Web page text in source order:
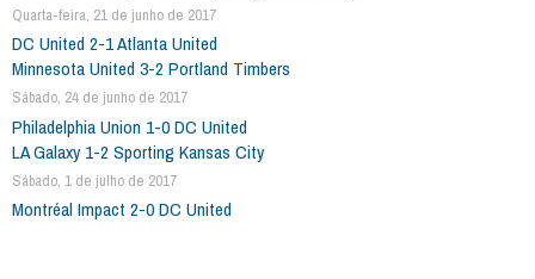
Quarta-feira, 21 de junho de 2017
DC United 2-1 Atlanta United
Minnesota United 3-2 Portland Timbers
Sábado, 24 de junho de 2017
Philadelphia Union 1-0 DC United
LA Galaxy 1-2 Sporting Kansas City
Sábado, 1 de julho de 2017
Montréal Impact 2-0 DC United